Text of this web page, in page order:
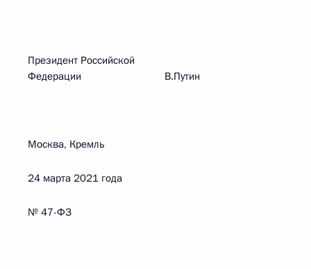
Президент Российской
Федерации В.Путин
Москва, Кремль
24 марта 2021 года
№ 47-ФЗ